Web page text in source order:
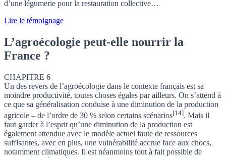
d’une légumerie pour la restauration collective…
Lire le témoignage
L’agroécologie peut-elle nourrir la
France ?
CHAPITRE 6
Un des revers de l’agroécologie dans le contexte français est sa
moindre productivité, toutes choses égales par ailleurs. On s’attend à
ce que sa généralisation conduise à une diminution de la production
agricole – de l’ordre de 30 % selon certains scénarios[14]. Mais il
faut garder à l’esprit qu’une diminution de la production est
également attendue avec le modèle actuel faute de ressources
suffisantes, avec en plus, une vulnérabilité accrue face aux chocs,
notamment climatiques. Il est néanmoins tout à fait possible de